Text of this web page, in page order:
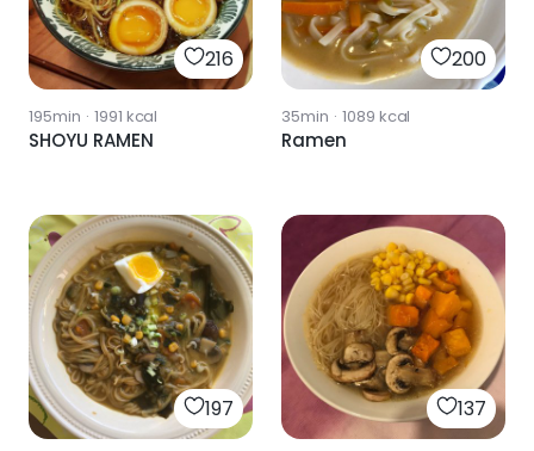
216
195min · 1991 kcal
SHOYU RAMEN
200
35min · 1089 kcal
Ramen
197 137